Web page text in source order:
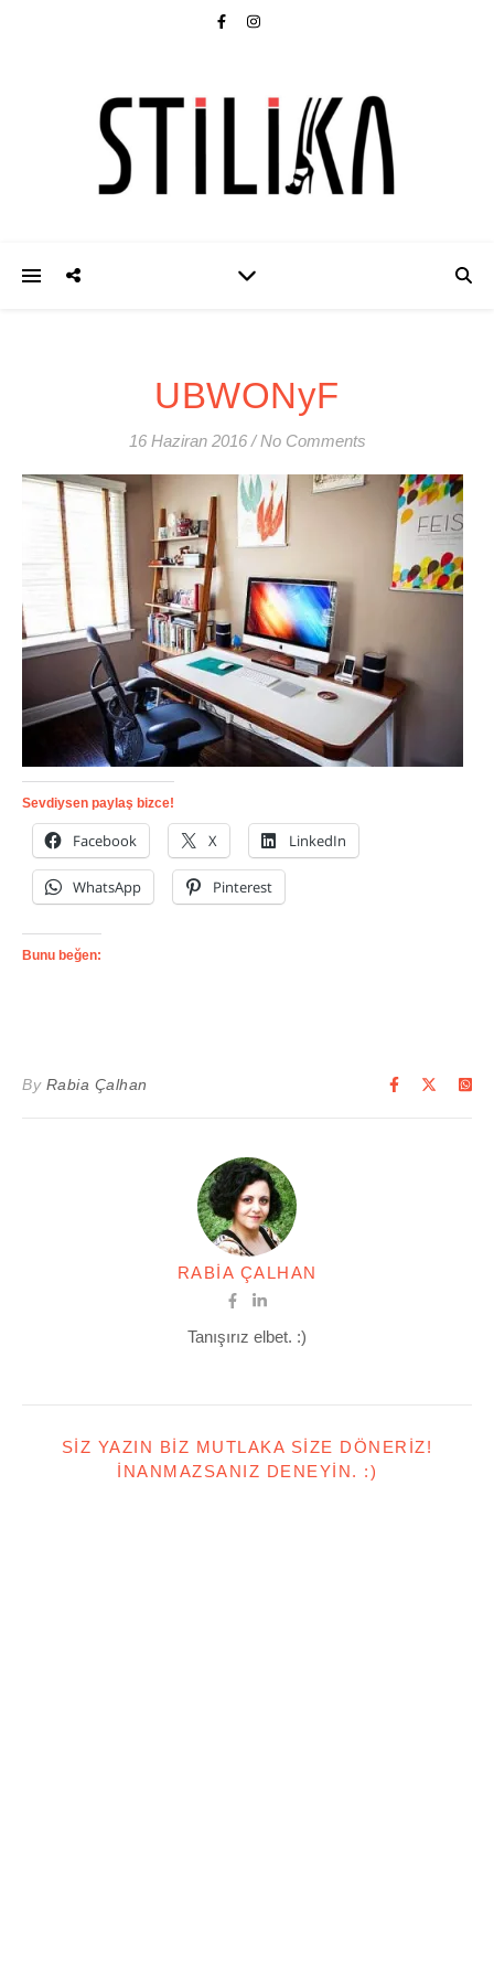
UBWONyF
16 Haziran 2016 / No Comments
Sevdiysen paylaş bizce!
Facebook X LinkedIn
WhatsApp Pinterest
Bunu beğen:
By Rabia Çalhan
RABIA ÇALHAN
Tanışırız elbet. :)
SIZ YAZIN BIZ MUTLAKA SIZE DÖNERIZ!
İNANMAZSANIZ DENEYIN. :)